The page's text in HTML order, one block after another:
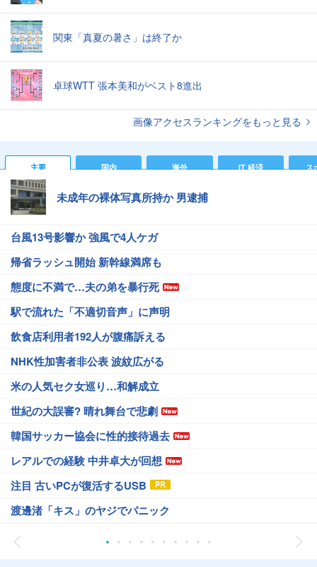
関東「真夏の暑さ」は終了か
卓球WTT 張本美和がベスト8進出
画像アクセスランキングをもっと見る
主要 国内 海外 IT 経済 ス
未成年の裸体写真所持か 男逮捕
台風13号影響か 強風で4人ケガ
帰省ラッシュ開始 新幹線満席も
態度に不満で…夫の弟を暴行死
駅で流れた「不適切音声」に声明
飲食店利用者192人が腹痛訴える
NHK性加害者非公表 波紋広がる
米の人気セク女巡り…和解成立
世紀の大誤審? 晴れ舞台で悲劇
韓国サッカー協会に性的接待過去
レアルでの経験 中井卓大が回想
注目 古いPCが復活するUSB
渡邊渚「キス」のヤジでパニック